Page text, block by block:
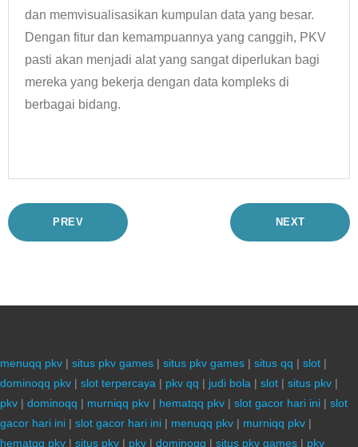
dan memvisualisasikan kumpulan data yang besar.
Dengan fitur dan kemampuannya yang canggih, PKV
pasti akan menjadi alat yang sangat diperlukan bagi
mereka yang bekerja dengan data kompleks di
berbagai bidang.
PREV NEXT
menuqq pkv | situs pkv games | situs pkv games | situs qq | slot |
dominoqq pkv | slot terpercaya | pkv qq | judi bola | slot | situs pkv |
pkv | dominoqq | murniqq pkv | hematqq pkv | slot gacor hari ini | slot
gacor hari ini | slot gacor hari ini | menuqq pkv | murniqq pkv |
hematqq pkv | situs pkv | pkv | dominoqq | situs pkv games | pkv